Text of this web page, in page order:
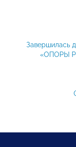
Завершилась
«ОПОРЫ